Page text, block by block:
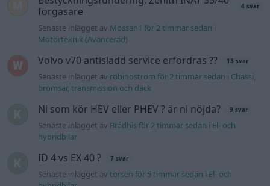
förgasare
4 svar
Senaste inlägget av Mossan1 för 2 timmar sedan i
Motorteknik (Avancerad)
Volvo v70 antisladd service erfordras ?? 13 svar
Senaste inlägget av robinostrom för 2 timmar sedan i Chassi,
bromsar, transmission och däck
Ni som kör HEV eller PHEV ? är ni nöjda? 9 svar
Senaste inlägget av Brådhis för 2 timmar sedan i El- och
hybridbilar
ID 4 vs EX 40 ? 7 svar
Senaste inlägget avtorsen för 5 timmar sedan i El- och